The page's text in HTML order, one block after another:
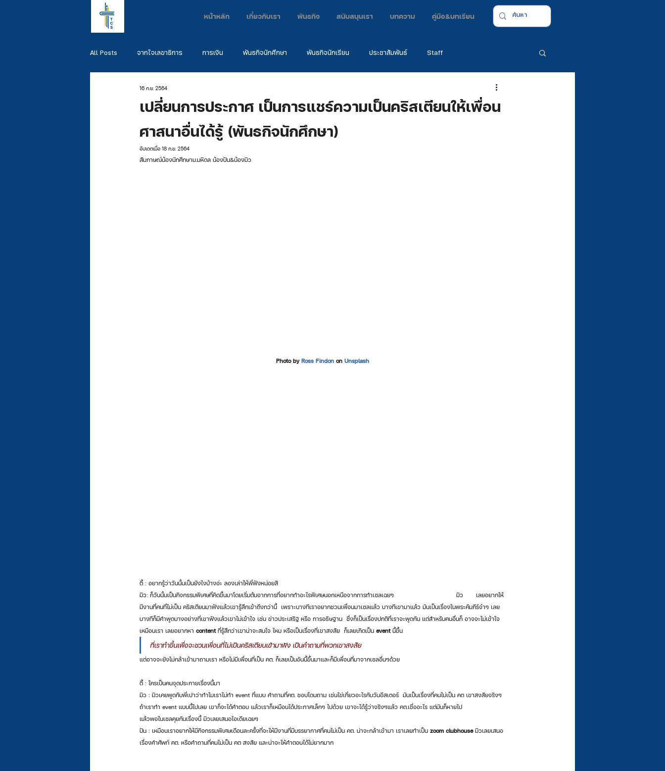
หน้าหลัก เกี่ยวกับเรา พันธกิจ สนับสนุนเรา บทความ คู่มือ&บทเรียน
All Posts จากใจเลขาธิการ การเงิน พันธกิจนักศึกษา พันธกิจนักเรียน ประชาสัมพันธ์ Staff
พันธกิจผู้สำเร็จการศึกษา
เปลี่ยนการประกาศ เป็นการแชร์ความเป็นคริสเตียนให้เพื่อน
ศาสนาอื่นได้รู้ (พันธกิจนักศึกษา)
16 ก.ย. 2564
อัปเดตเมื่อ 18 ก.ย. 2564
สัมภาษณ์น้องนักศึกษาม.มหิดล น้องปัน&น้องมิว
Photo by Ross Findon on Unsplash
ตี้ : อยากรู้ว่าวันนั้นเป็นยังไงบ้างอ่ะ ลองเล่าให้พี่ฟังหน่อยสิ
มิว: ก็วันนั้นเป็นกิจกรรมพิเศษที่คิดขึ้นมาโดยเริ่มต้นจากการที่อยากทำอะไรพิเศษนอกเหนือจากการทำเซลเฉยๆ  			มิว	เลยอยากให้
มีงานที่คนที่ไม่เป็น คริสเตียนมาฟังแล้วเขารู้สึกเข้าถึงกว่านี้  เพราะบางทีเราอยากชวนเพื่อนมาเซลแล้ว บางทีเขามาแล้ว มันเป็นเรื่องในพระคัมภีร์จ๋าๆ เลย
บางทีก็มีคำพูดบางอย่างที่เขาฟังแล้วเขาไม่เข้าใจ เช่น ข่าวประเสริฐ หรือ การอธิษฐาน  ซึ่งก็เป็นเรื่องปกติที่เราจะพูดกัน แต่สำหรับคนอื่นก็ อาจจะไม่เข้าใจ
เหมือนเรา เลยอยากหา content ที่รู้สึกว่าเขาน่าจะสนใจ ไหม หรือเป็นเรื่องที่เขาสงสัย  ก็เลยเกิดเป็น event นี้ขึ้น
ที่เราทำขึ้นเพื่อจะชวนเพื่อนที่ไม่เป็นคริสเตียนเข้ามาฟัง เป็นคำถามที่พวกเขาสงสัย
แต่อาจจะยังไม่กล้าเข้ามาถามเรา หรือไม่มีเพื่อนที่เป็น คต. ก็เลยเป็นอันนี้ขึ้นมาและก็มีเพื่อนที่มาจากเซลอื่นๆด้วย
ตี้ : ใครเป็นคนจุดประกายเรื่องนี้มา
มิว : มิวเคยพูดกับพี่เปาว่าทำไมเราไม่ทำ event ที่แบบ คำถามที่คต. ชอบโดนถาม เช่นไข่เกี่ยวอะไรกับวันอีสเตอร์  มันเป็นเรื่องที่คนไม่เป็น คต เขาสงสัยจริงๆ
ถ้าเราทำ event แบบนี้ไปเลย เขาก็จะได้คำตอบ แล้วเราก็เหมือนได้ประกาศเล็กๆ ไปด้วย เขาจะได้รู้ว่าจริงๆแล้ว คต.เชื่ออะไร แต่มันก็หายไป
แล้วพอในเซลคุยกันเรื่องนี้ มิวเลยเสนอไอเดียเฉยๆ
ปัน : เหมือนเราอยากให้มีกิจกรรมพิเศษเดือนละครั้งที่จะให้มีงานที่มีบรรยากาศที่คนไม่เป็น คต. น่าจะกล้าเข้ามา เราเลยทำเป็น zoom clubhouse มิวเลยเสนอ
เรื่องคำศัพท์ คต. หรือคำถามที่คนไม่เป็น คต สงสัย และน่าจะให้คำตอบได้ไม่ยากมาก